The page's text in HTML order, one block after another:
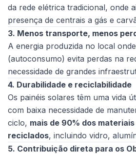
da rede elétrica tradicional, onde
presença de centrais a gás e
3. Menos transporte, menos
A energia produzida no local
(autoconsumo) evita perdas na
necessidade de grandes
4. Durabilidade e reciclabilidade
Os painéis solares têm uma vida
com baixa necessidade de
ciclo, mais de 90% dos
reciclados, incluindo vidro,
5. Contribuição direta para os